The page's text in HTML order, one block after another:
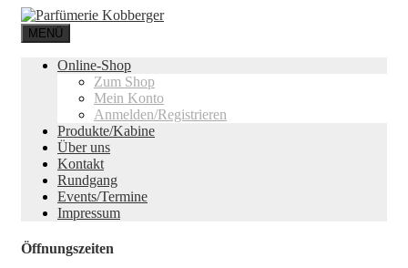
MENÜ
Online-Shop
Zum Shop
Mein Konto
Anmelden/Registrieren
Produkte/Kabine
Über uns
Kontakt
Rundgang
Events/Termine
Impressum
Öffnungszeiten